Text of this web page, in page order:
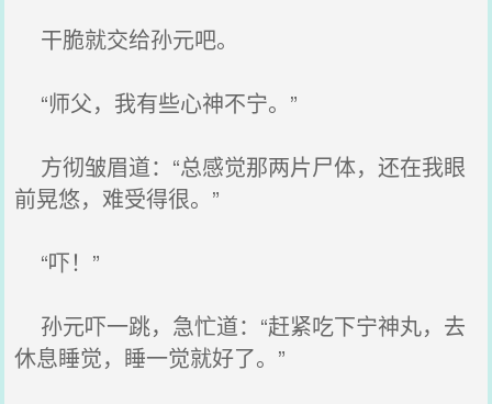
干脆就交给孙元吧。
“师父，我有些心神不宁。”
方彻皱眉道：“总感觉那两片尸体，还在我眼
前晃悠，难受得很。”
“吓！”
孙元吓一跳，急忙道：“赶紧吃下宁神丸，去
休息睡觉，睡一觉就好了。”